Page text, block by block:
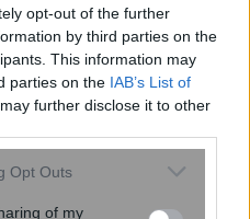
opt-out of the further
by third parties on the
This information may
parties on the IAB’s List of
further disclose it to other
uses one or more Google
behaviour. You may click to
Opt Outs
of my
Καταναλωτών
τους
των